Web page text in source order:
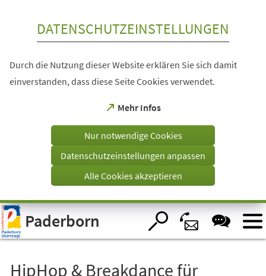
Visuelle
Assistenzsoftware
öffnen.
DATENSCHUTZEINSTELLUNGEN
Durch die Nutzung dieser Website erklären Sie sich damit
einverstanden, dass diese Seite Cookies verwendet.
Mehr Infos
(Öffnet
einem
Tab)
Nur notwendige Cookies
Datenschutzeinstellungen anpassen
Alle Cookies akzeptieren
Paderborn
HipHop & Breakdance für